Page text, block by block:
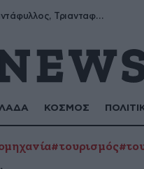
Μύρων, Τριαντάφυλλος, Τριανταφυλλιά, Φυλλιώ, Ρόζα
ΚΟΣΜΟΣ
#τουρισμός